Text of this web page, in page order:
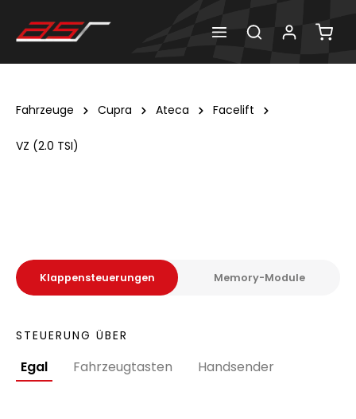
Fahrzeuge Cupra Ateca Facelift
VZ (2.0 TSI)
Klappensteuerungen Memory-Module
STEUERUNG ÜBER
Egal Fahrzeugtasten Handsender